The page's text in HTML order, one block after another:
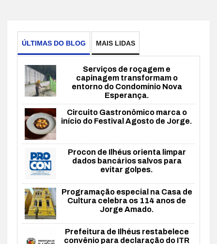
ÚLTIMAS DO BLOG MAIS LIDAS
Serviços de roçagem e
capinagem transformam o
entorno do Condomínio Nova
Esperança.
Circuito Gastronômico marca o
início do Festival Agosto de Jorge.
Procon de Ilhéus orienta limpar
dados bancários salvos para
evitar golpes.
Programação especial na Casa de
Cultura celebra os 114 anos de
Jorge Amado.
Prefeitura de Ilhéus restabelece
convênio para declaração do ITR